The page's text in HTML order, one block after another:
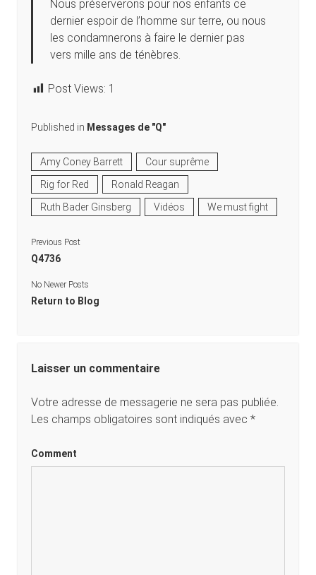
Nous préserverons pour nos enfants ce
dernier espoir de l’homme sur terre, ou nous
les condamnerons à faire le dernier pas
vers mille ans de ténèbres.
Post Views: 1
Published in Messages de "Q"
Amy Coney Barrett
Cour suprême
Rig for Red
Ronald Reagan
Ruth Bader Ginsberg
Vidéos We must fight
Previous Post
Q4736
No Newer Posts
Return to Blog
Laisser un commentaire
Votre adresse de messagerie ne sera pas publiée.
Les champs obligatoires sont indiqués avec *
Comment